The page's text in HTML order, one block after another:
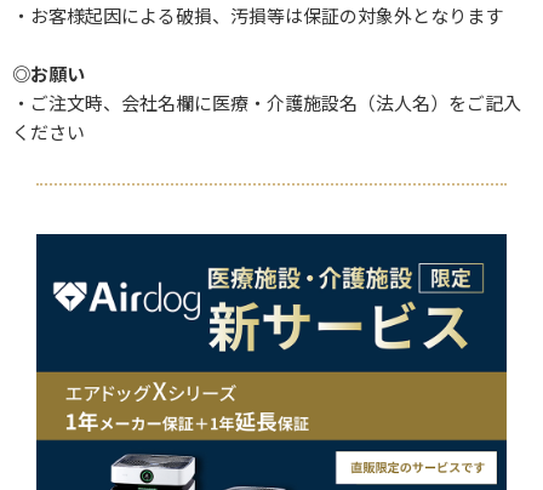
・お客様起因による破損、汚損等は保証の対象外となります
◎お願い
・ご注文時、会社名欄に医療・介護施設名（法人名）をご記入
ください